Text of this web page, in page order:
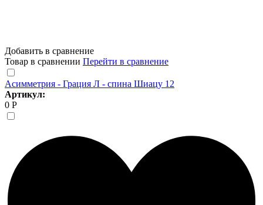
Добавить в сравнение
Товар в сравнении Перейти в сравнение
Асимметрия - Грация Л - спина Шиацу 12
Артикул:
0 Р